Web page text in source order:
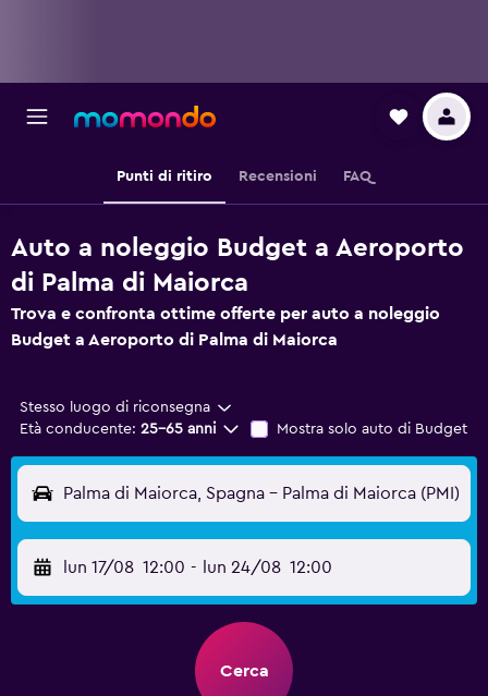
Punti di ritiro Recensioni FAQ
Auto a noleggio Budget a Aeroporto
di Palma di Maiorca
Trova e confronta ottime offerte per auto a noleggio
Budget a Aeroporto di Palma di Maiorca
Stesso luogo di riconsegna
Età conducente: 25-65 anni Mostra solo auto di Budget
Palma di Maiorca, Spagna - Palma di Maiorca (PMI)
lun 17/08 12:00 - lun 24/08 12:00
Cerca